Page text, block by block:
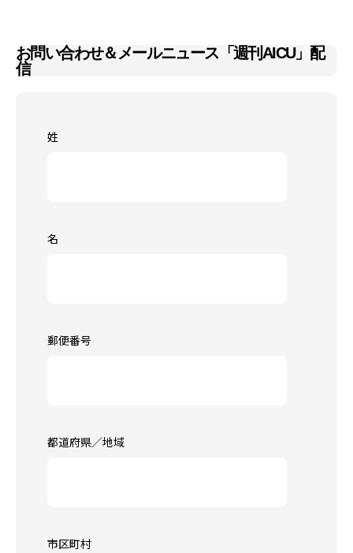
お問い合わせ＆メールニュース「週刊AICU」配
信
姓
名
郵便番号
都道府県／地域
市区町村